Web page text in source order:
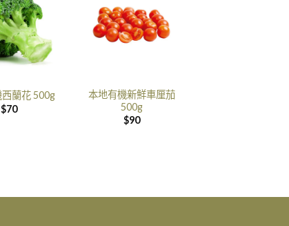
蘭花 500g
$70
本地有機新鮮車厘茄
500g
$90